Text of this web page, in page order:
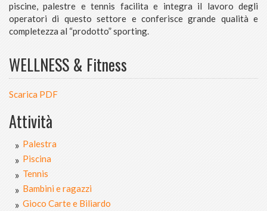
piscine, palestre e tennis facilita e integra il lavoro degli
operatori di questo settore e conferisce grande qualità e
completezza al “prodotto” sporting.
WELLNESS & Fitness
Scarica PDF
Attività
Palestra
Piscina
Tennis
Bambini e ragazzi
Gioco Carte e Biliardo